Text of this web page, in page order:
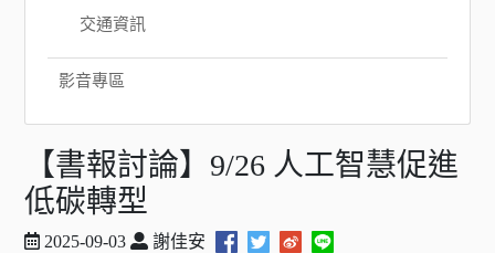
交通資訊
影音專區
【書報討論】9/26 人工智慧促進
低碳轉型
2025-09-03 謝佳安